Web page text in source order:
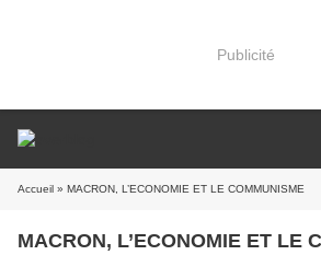
Publicité
Accueil » MACRON, L’ECONOMIE ET LE COMMUNISME
MACRON, L’ECONOMIE ET LE